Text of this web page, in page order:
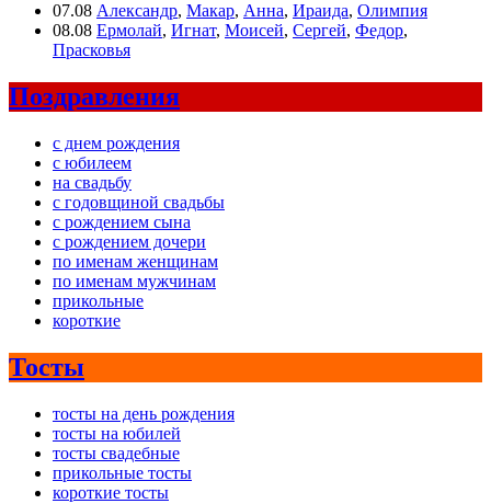
07.08 Александр, Макар, Анна, Ираида, Олимпия
08.08 Ермолай, Игнат, Моисей, Сергей, Федор,
Прасковья
Поздравления
с днем рождения
с юбилеем
на свадьбу
с годовщиной свадьбы
с рождением сына
с рождением дочери
по именам женщинам
по именам мужчинам
прикольные
короткие
Тосты
тосты на день рождения
тосты на юбилей
тосты свадебные
прикольные тосты
короткие тосты